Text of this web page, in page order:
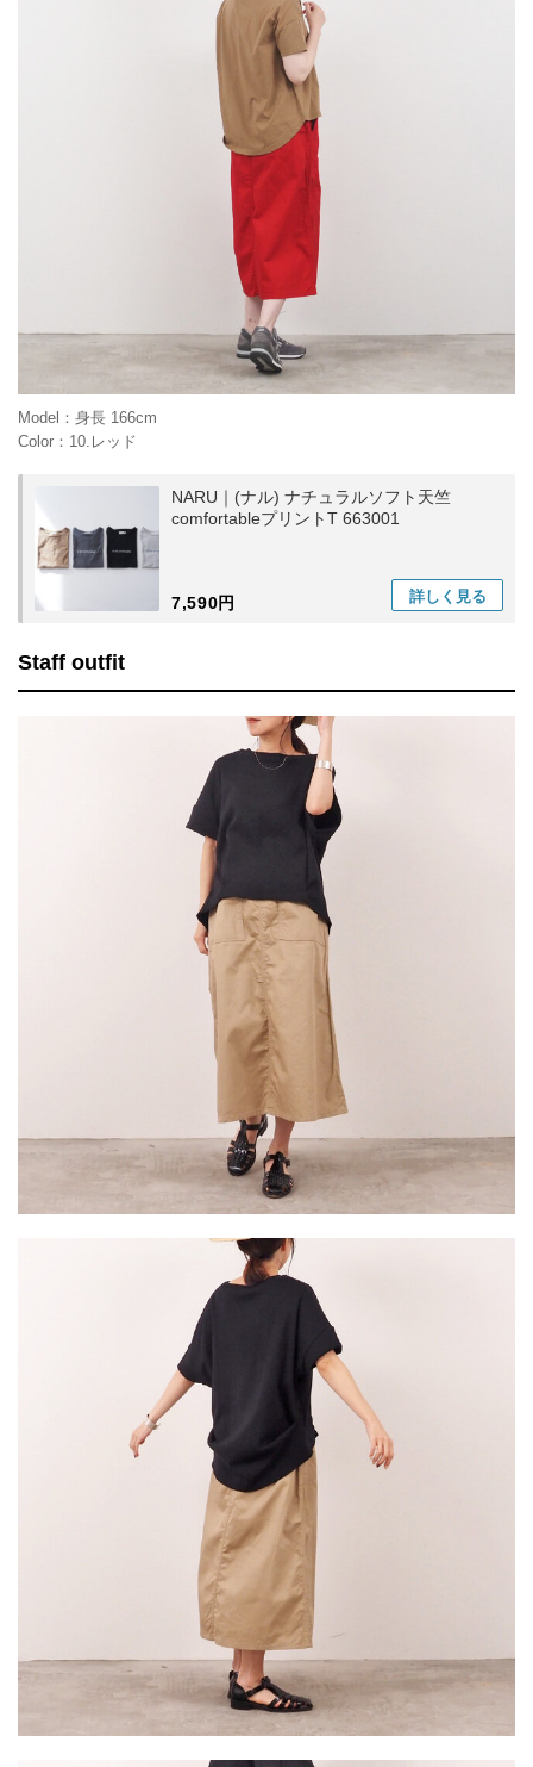
Model：身長 166cm
Color：10.レッド
NARU｜(ナル) ナチュラルソフト天竺
comfortableプリントT 663001
7,590円 詳しく 見る
Staff outfit